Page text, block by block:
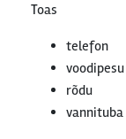
Toas
telefon
rõdu
vannituba